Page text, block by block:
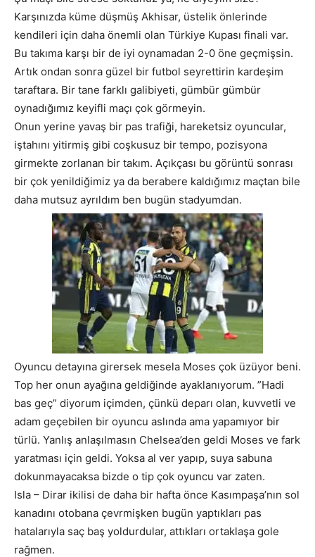
Karşınızda küme düşmüş Akhisar, üstelik önlerinde
kendileri için daha önemli olan Türkiye Kupası finali var.
Bu takıma karşı bir de iyi oynamadan 2-0 öne geçmişsin.
Artık ondan sonra güzel bir futbol seyrettirin kardeşim
taraftara. Bir tane farklı galibiyeti, gümbür gümbür
oynadığımız keyifli maçı çok görmeyin.
Onun yerine yavaş bir pas trafiği, hareketsiz oyuncular,
iştahını yitirmiş gibi coşkusuz bir tempo, pozisyona
girmekte zorlanan bir takım. Açıkçası bu görüntü sonrası
bir çok yenildiğimiz ya da berabere kaldığımız maçtan bile
daha mutsuz ayrıldım ben bugün stadyumdan.
Oyuncu detayına girersek mesela Moses çok üzüyor beni.
Top her onun ayağına geldiğinde ayaklanıyorum. ”Hadi
bas geç” diyorum içimden, çünkü deparı olan, kuvvetli ve
adam geçebilen bir oyuncu aslında ama yapamıyor bir
türlü. Yanlış anlaşılmasın Chelsea’den geldi Moses ve fark
yaratması için geldi. Yoksa al ver yapıp, suya sabuna
dokunmayacaksa bizde o tip çok oyuncu var zaten.
Isla – Dirar ikilisi de daha bir hafta önce Kasımpaşa’nın sol
kanadını otobana çevrmişken bugün yaptıkları pas
hatalarıyla saç baş yoldurdular, attıkları ortaklaşa gole
rağmen.